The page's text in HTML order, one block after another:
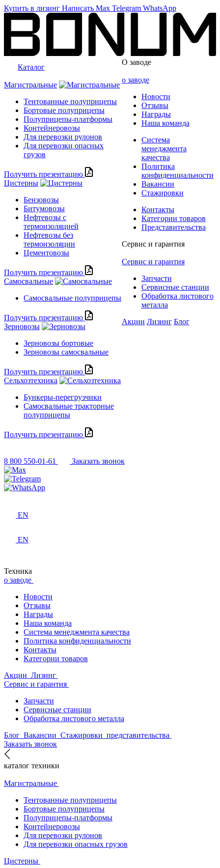
Купить в лизинг Написать Max Telegram WhatsApp
Каталог
Магистральные
Тентованные полуприцепы
Бортовые полуприцепы
Полуприцепы-платформы
Контейнеровозы
Для перевозки рулонов
Для перевозки опасных
грузов
Получить презентацию
Цистерны
Бензовозы
Битумовозы
Нефтевозы с
термоизоляцией
Нефтевозы без
термоизоляции
Цементовозы
Получить презентацию
Самосвальные
Самосвальные полуприцепы
Получить презентацию
Зерновозы
Зерновозы бортовые
Зерновозы самосвальные
Получить презентацию
Сельхозтехника
Бункеры-перегрузчики
Самосвальные тракторные
полуприцепы
Получить презентацию
О заводе
о заводе
Новости
Отзывы
Награды
Наша команда
Система
менеджмента
качества
Политика
конфиденциальности
Вакансии
Стажировки
Контакты
Категории товаров
Представительства
Сервис и гарантия
Сервис и гарантия
Запчасти
Сервисные станции
Обработка листового
металла
Акции Лизинг Блог
8 800 550-01-61 Заказать звонок
EN
EN
Техника
о заводе
Новости
Отзывы
Награды
Наша команда
Система менеджмента качества
Политика конфиденциальности
Контакты
Категории товаров
Акции Лизинг
Сервис и гарантия
Запчасти
Сервисные станции
Обработка листового металла
Блог Вакансии Стажировки представительства
Заказать звонок
каталог техники
Магистральные
Тентованные полуприцепы
Бортовые полуприцепы
Полуприцепы-платформы
Контейнеровозы
Для перевозки рулонов
Для перевозки опасных грузов
Цистерны